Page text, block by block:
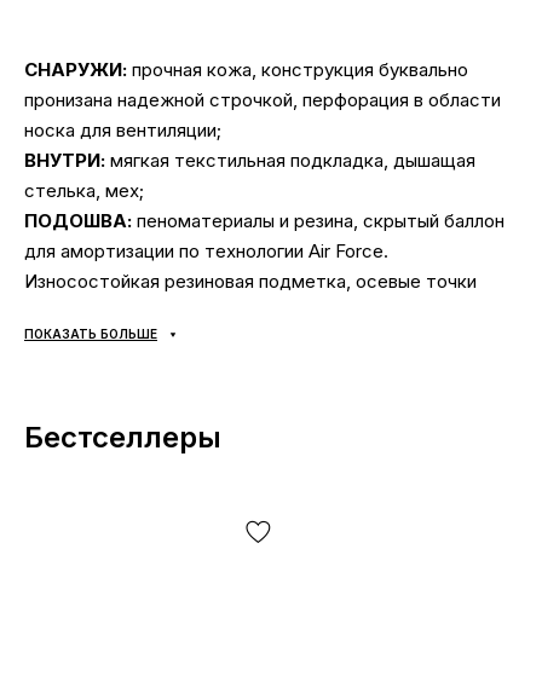
СНАРУЖИ: прочная кожа, конструкция буквально
пронизана надежной строчкой, перфорация в области
носка для вентиляции;
ВНУТРИ: мягкая текстильная подкладка, дышащая
стелька, мех;
ПОДОШВА: пеноматериалы и резина, скрытый баллон
для амортизации по технологии Air Force.
Износостойкая резиновая подметка, осевые точки
разворота вокруг носка или пятки в любом
СЕЗОННОСТЬ:универсальная;
классика и надежность, абсолютно
ПОКАЗАТЬ БОЛЬШЕ
Бестселлеры